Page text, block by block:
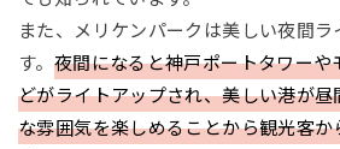
また、メリケンパークは美しい夜間
す。 夜間になると神戸ポートタワーや
どがライトアップされ、美しい港が
な雰囲気を楽しめることから観光客